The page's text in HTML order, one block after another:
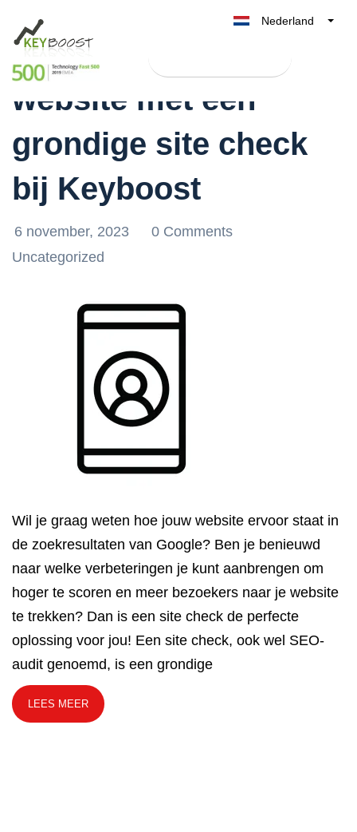
Nederland
België
UK
Optimaliseer jouw
website met een
grondige site check
bij Keyboost
6 november, 2023
0 Comments
Uncategorized
Wil je graag weten hoe jouw website ervoor staat in
de zoekresultaten van Google? Ben je benieuwd
naar welke verbeteringen je kunt aanbrengen om
hoger te scoren en meer bezoekers naar je website
te trekken? Dan is een site check de perfecte
oplossing voor jou! Een site check, ook wel SEO-
audit genoemd, is een grondige
LEES MEER